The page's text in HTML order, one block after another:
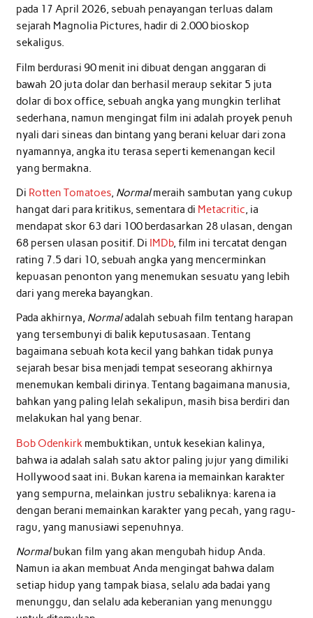
pada 17 April 2026, sebuah penayangan terluas dalam
sejarah Magnolia Pictures, hadir di 2.000 bioskop
sekaligus.
Film berdurasi 90 menit ini dibuat dengan anggaran di
bawah 20 juta dolar dan berhasil meraup sekitar 5 juta
dolar di box office, sebuah angka yang mungkin terlihat
sederhana, namun mengingat film ini adalah proyek penuh
nyali dari sineas dan bintang yang berani keluar dari zona
nyamannya, angka itu terasa seperti kemenangan kecil
yang bermakna.
Di Rotten Tomatoes, Normalmeraih sambutan yang cukup
hangat dari para kritikus, sementara di Metacritic, ia
mendapat skor 63 dari 100 berdasarkan 28 ulasan, dengan
68 persen ulasan positif. Di IMDb, film ini tercatat dengan
rating 7.5 dari 10, sebuah angka yang mencerminkan
kepuasan penonton yang menemukan sesuatu yang lebih
dari yang mereka bayangkan.
Pada akhirnya, Normaladalah sebuah film tentang harapan
yang tersembunyi di balik keputusasaan. Tentang
bagaimana sebuah kota kecil yang bahkan tidak punya
sejarah besar bisa menjadi tempat seseorang akhirnya
menemukan kembali dirinya. Tentang bagaimana manusia,
bahkan yang paling lelah sekalipun, masih bisa berdiri dan
melakukan hal yang benar.
Bob Odenkirkmembuktikan, untuk kesekian kalinya,
bahwa ia adalah salah satu aktor paling jujur yang dimiliki
Hollywood saat ini. Bukan karena ia memainkan karakter
yang sempurna, melainkan justru sebaliknya: karena ia
dengan berani memainkan karakter yang pecah, yang ragu-
ragu, yang manusiawi sepenuhnya.
Normalbukan film yang akan mengubah hidup Anda.
Namun ia akan membuat Anda mengingat bahwa dalam
setiap hidup yang tampak biasa, selalu ada badai yang
menunggu, dan selalu ada keberanian yang menunggu